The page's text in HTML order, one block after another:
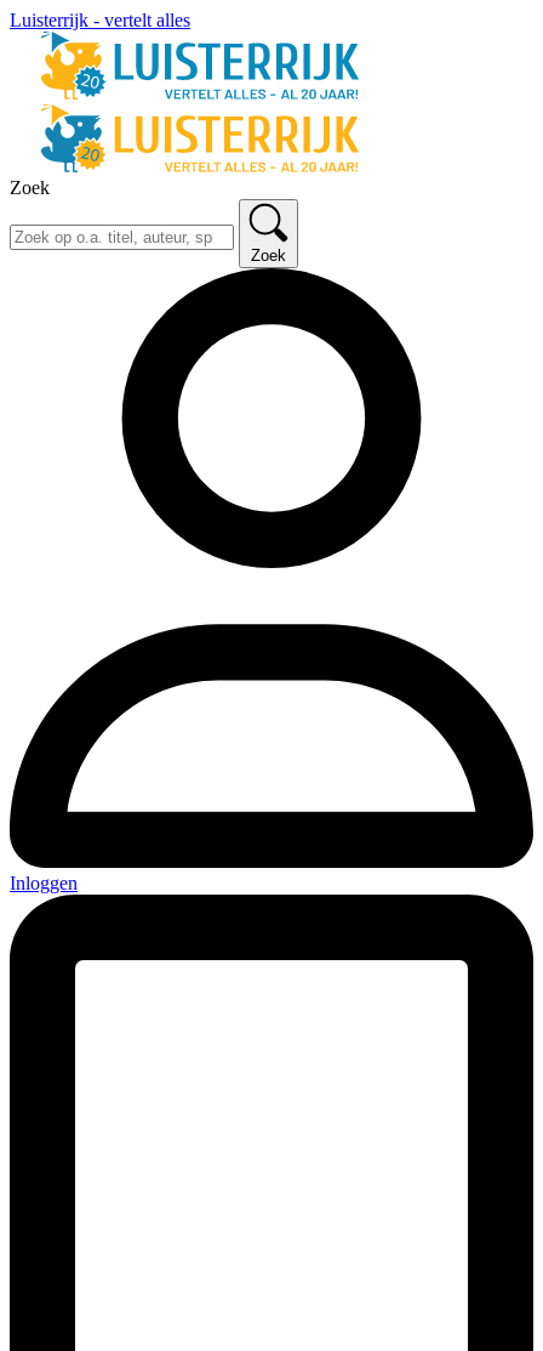
Luisterrijk - vertelt alles
Zoek
Zoek
Inloggen